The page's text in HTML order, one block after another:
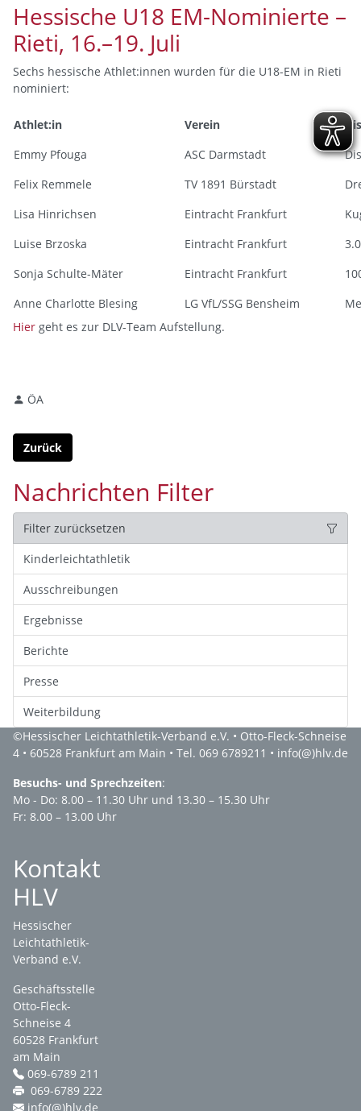
Hessische U18 EM-Nominierte –
Rieti, 16.–19. Juli
Sechs hessische Athlet:innen wurden für die U18-EM in Rieti
nominiert:
Athlet:in Verein
Emmy Pfouga
ASC Darmstadt
Felix Remmele
TV 1891 Bürstadt
Lisa Hinrichsen
Eintracht Frankfurt
Luise Brzoska
Eintracht Frankfurt
Sonja Schulte-Mäter
Eintracht Frankfurt
Anne Charlotte Blesing
LG VfL/SSG Bensheim
Hier geht es zur DLV-Team Aufstellung.
ÖA
Zurück
Nachrichten Filter
Filter zurücksetzen
Kinderleichtathletik
Ausschreibungen
Ergebnisse
Berichte
Presse
Weiterbildung
©Hessischer Leichtathletik-Verband e.V. • Otto-Fleck-Schneise
4 • 60528 Frankfurt am Main • Tel. 069 6789211 • info(@)hlv.de
Besuchs- und Sprechzeiten:
Mo - Do: 8.00 – 11.30 Uhr und 13.30 – 15.30 Uhr
Fr: 8.00 – 13.00 Uhr
Kontakt
HLV
Hessischer
Leichtathletik-
Verband e.V.
Geschäftsstelle
Otto-Fleck-
Schneise 4
60528 Frankfurt
am Main
069-6789 211
069-6789 222
info(@)hlv.de